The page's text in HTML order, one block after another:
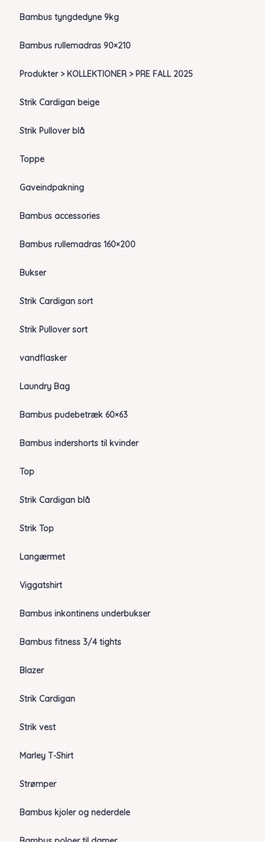
Bambus tyngdedyne 9kg
Bambus rullemadras 90×210
Produkter > KOLLEKTIONER > PRE FALL 2025
Strik Cardigan beige
Strik Pullover blå
Toppe
Gaveindpakning
Bambus accessories
Bambus rullemadras 160×200
Bukser
Strik Cardigan sort
Strik Pullover sort
vandflasker
Laundry Bag
Bambus pudebetræk 60×63
Bambus indershorts til kvinder
Top
Strik Cardigan blå
Strik Top
Langærmet
Viggatshirt
Bambus inkontinens underbukser
Bambus fitness 3/4 tights
Blazer
Strik Cardigan
Strik vest
Marley T-Shirt
Strømper
Bambus kjoler og nederdele